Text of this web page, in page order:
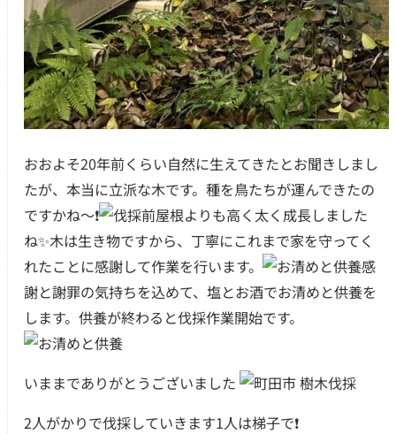
おおよそ20年前くらい自然に生えてきたとお聞きしまし
たが、本当に立派な木です。種を鳥たちが運んできたの
ですかね〜❗️
屋根よりも高く太く成長しました
ね✨木は生き物ですから、丁寧にこれまで家を守ってく
れたことに感謝して作業を行います。
感
謝と謝罪の気持ちを込めて、塩とお酒でお清めと供養を
します。供養が終わると伐採作業開始です。
いままでありがとうございました
2人がかりで伐採していきます1人は梯子で❗️